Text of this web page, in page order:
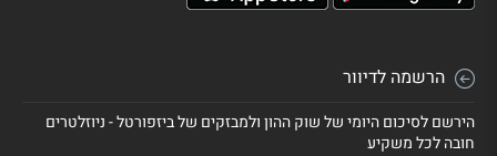
הרשמה לדיוור
הירשם לסיכום היומי של שוק ההון ולמבזקים של ביזפורטל - ניוזלטרים
חובה לכל משקיע